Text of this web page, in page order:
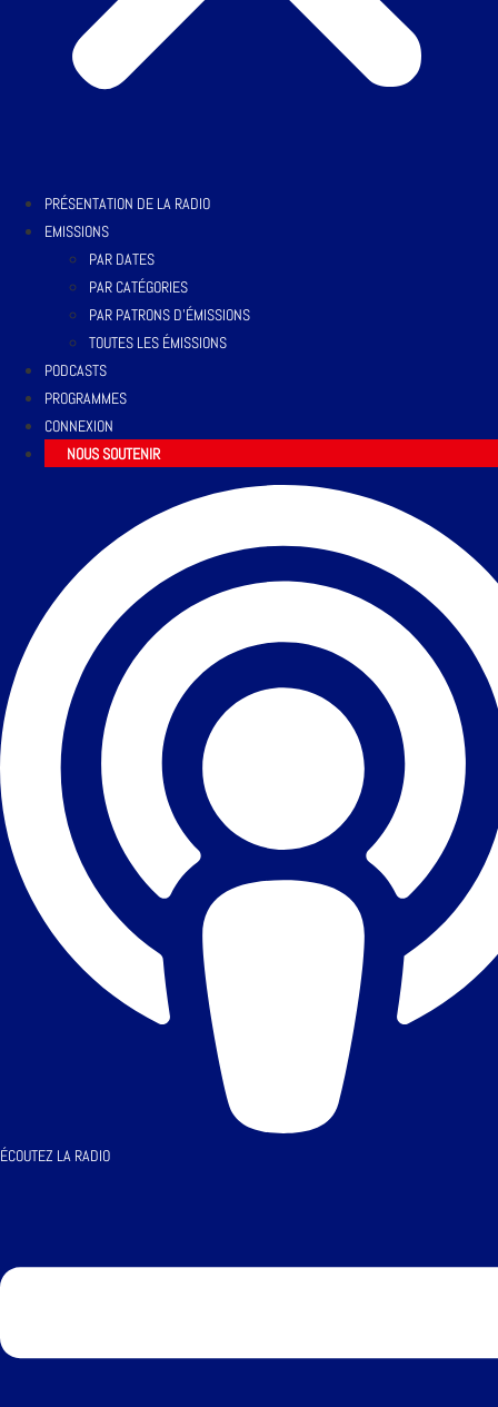
PRÉSENTATION DE LA RADIO
EMISSIONS
PAR DATES
PAR CATÉGORIES
PAR PATRONS D’ÉMISSIONS
TOUTES LES ÉMISSIONS
PODCASTS
PROGRAMMES
CONNEXION
NOUS SOUTENIR
ÉCOUTEZ LA RADIO